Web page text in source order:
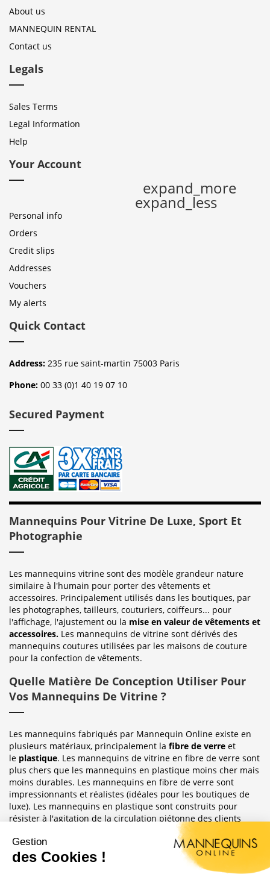
About us
MANNEQUIN RENTAL
Contact us
Legals
Sales Terms
Legal Information
Help
Your Account
expand_more
expand_less
Personal info
Orders
Credit slips
Addresses
Vouchers
My alerts
Quick Contact
Address: 235 rue saint-martin 75003 Paris
Phone: 00 33 (0)1 40 19 07 10
Secured Payment
Mannequins Pour Vitrine De Luxe, Sport Et
Photographie
Les mannequins vitrine sont des modèle grandeur nature
similaire à l'humain pour porter des vêtements et
accessoires. Principalement utilisés dans les boutiques, par
les photographes, tailleurs, couturiers, coiffeurs... pour
l'affichage, l'ajustement ou la mise en valeur de vêtements et
accessoires. Les mannequins de vitrine sont dérivés des
mannequins coutures utilisées par les maisons de couture
pour la confection de vêtements.
Quelle Matière De Conception Utiliser Pour
Vos Mannequins De Vitrine ?
Les mannequins fabriqués par Mannequin Online existe en
plusieurs matériaux, principalement la fibre de verre et
le plastique. Les mannequins de vitrine en fibre de verre sont
plus chers que les mannequins en plastique moins cher mais
moins durables. Les mannequins en fibre de verre sont
impressionnants et réalistes (idéales pour les boutiques de
luxe). Les mannequins en plastique sont construits pour
résister à l'agitation de la circulation piétonne des clients
habituellement observée dans le magasin où ils sont placés.
Sublimez Vos Boutiques, Vitrines Et